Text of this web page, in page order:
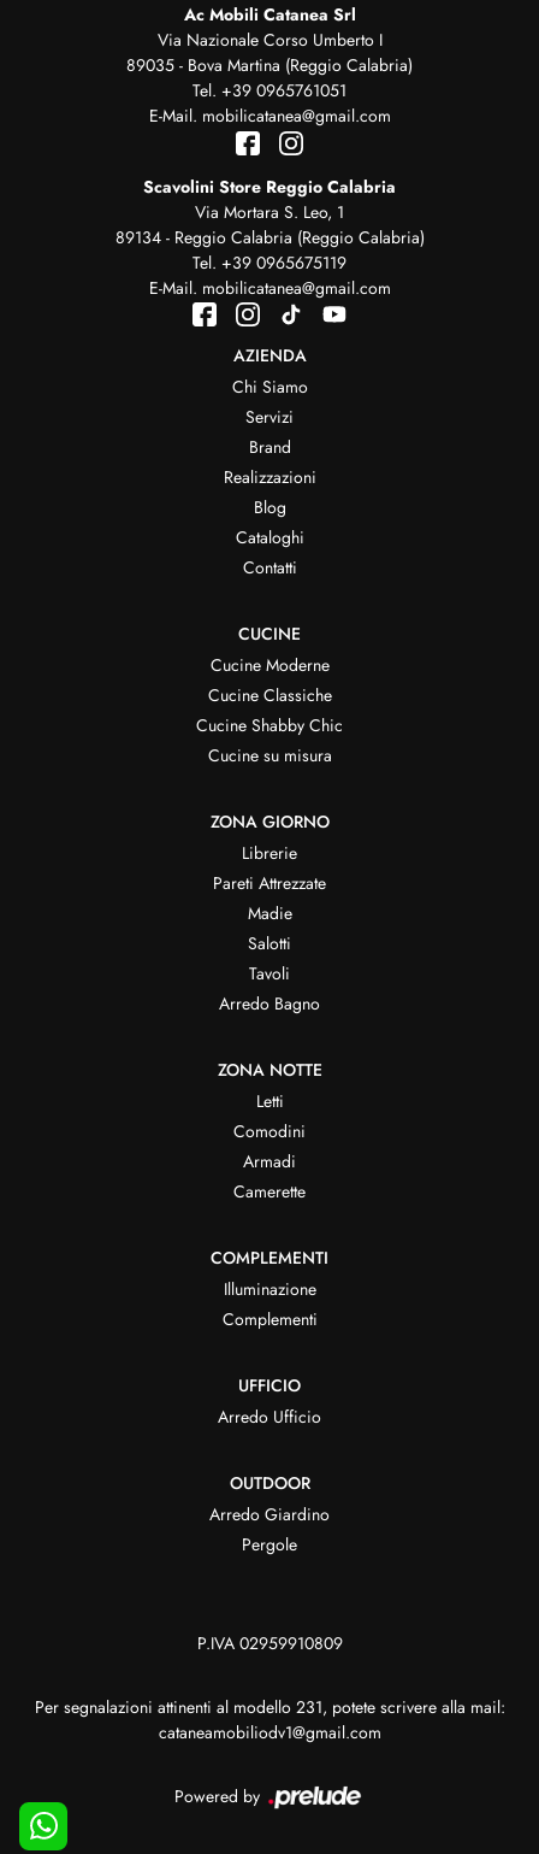
Ac Mobili Catanea Srl
Via Nazionale Corso Umberto I
89035 - Bova Martina (Reggio Calabria)
Tel. +39 0965761051
E-Mail. mobilicatanea@gmail.com
Scavolini Store Reggio Calabria
Via Mortara S. Leo, 1
89134 - Reggio Calabria (Reggio Calabria)
Tel. +39 0965675119
E-Mail. mobilicatanea@gmail.com
AZIENDA
Chi Siamo
Servizi
Brand
Realizzazioni
Blog
Cataloghi
Contatti
CUCINE
Cucine Moderne
Cucine Classiche
Cucine Shabby Chic
Cucine su misura
ZONA GIORNO
Librerie
Pareti Attrezzate
Madie
Salotti
Tavoli
Arredo Bagno
ZONA NOTTE
Letti
Comodini
Armadi
Camerette
COMPLEMENTI
Illuminazione
Complementi
UFFICIO
Arredo Ufficio
OUTDOOR
Arredo Giardino
Pergole
P.IVA 02959910809
Per segnalazioni attinenti al modello 231, potete scrivere alla mail:
cataneamobiliodv1@gmail.com
Powered by